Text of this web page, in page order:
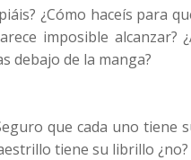
¿Cómo haceís para
imposible alcanzar?
debajo de la manga?
que cada uno tiene
tiene su librillo ¿no?